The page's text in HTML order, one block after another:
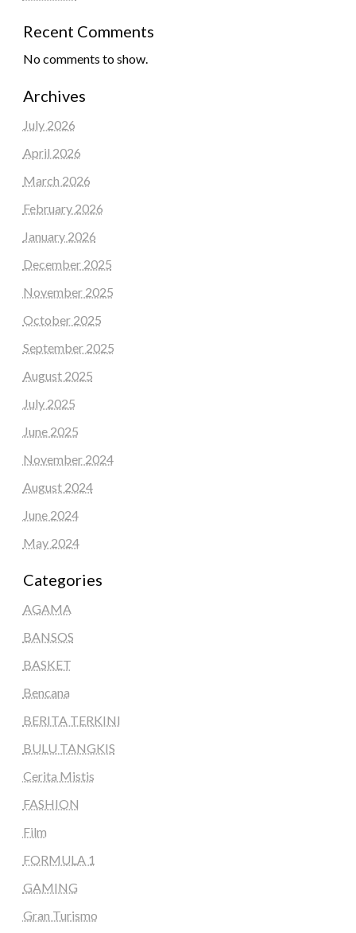
Recent Comments
No comments to show.
Archives
July 2026
April 2026
March 2026
February 2026
January 2026
December 2025
November 2025
October 2025
September 2025
August 2025
July 2025
June 2025
November 2024
August 2024
June 2024
May 2024
Categories
AGAMA
BANSOS
BASKET
Bencana
BERITA TERKINI
BULU TANGKIS
Cerita Mistis
FASHION
Film
FORMULA 1
GAMING
Gran Turismo